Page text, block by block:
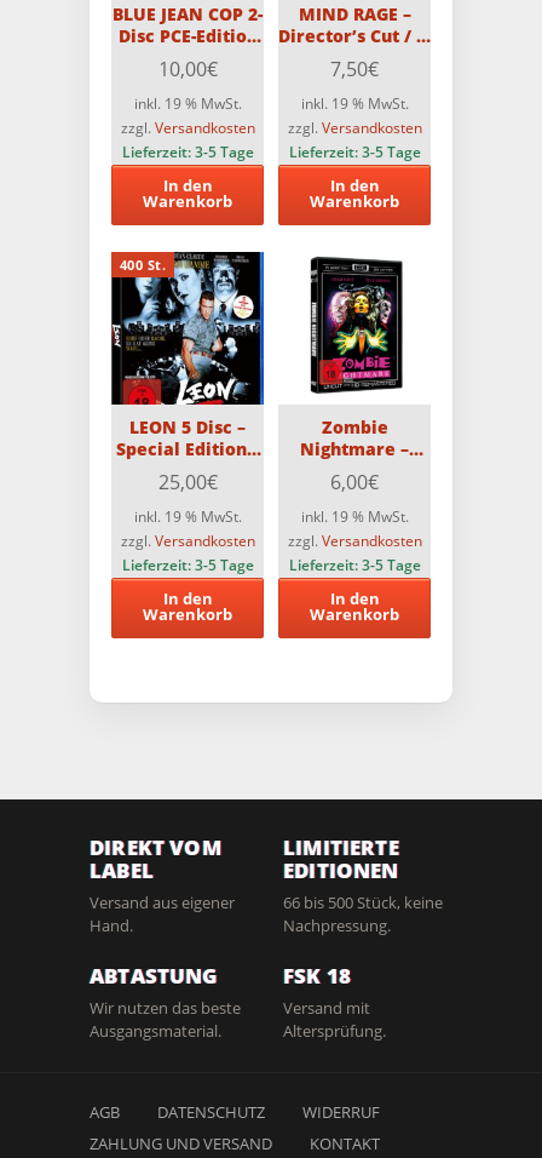
BLUE JEAN COP 2-
Disc PCE-Edition
mit Schuber (Blu-
ray & DVD)
Limitiert auf 666
Stück
10,00€
inkl. 19 % MwSt.
zzgl. Versandkosten
Lieferzeit:3-5 Tage
In den
Warenkorb
MIND RAGE –
Director’s Cut / 2-
Disc MediaBook
Edition mit Blu-
ray und DVD –
Limitiert auf 500
Stück
7,50€
inkl. 19 % MwSt.
zzgl. Versandkosten
Lieferzeit:3-5 Tage
In den
Warenkorb
400 St.
LEON 5 Disc –
Special Edition –
streng limitiert
auf 400 Stück
25,00€
inkl. 19 % MwSt.
zzgl. Versandkosten
Lieferzeit:3-5 Tage
In den
Warenkorb
Zombie
Nightmare –
Classic Cult
Edition DVD
6,00€
inkl. 19 % MwSt.
zzgl. Versandkosten
Lieferzeit:3-5 Tage
In den
Warenkorb
DIREKT VOM
LABEL
Versand aus eigener
Hand.
LIMITIERTE
EDITIONEN
66 bis 500 Stück, keine
Nachpressung.
ABTASTUNG
Wir nutzen das beste
Ausgangsmaterial.
FSK 18
Versand mit
Altersprüfung.
AGB DATENSCHUTZ
WIDERRUF
ZAHLUNG UND VERSAND
KONTAKT